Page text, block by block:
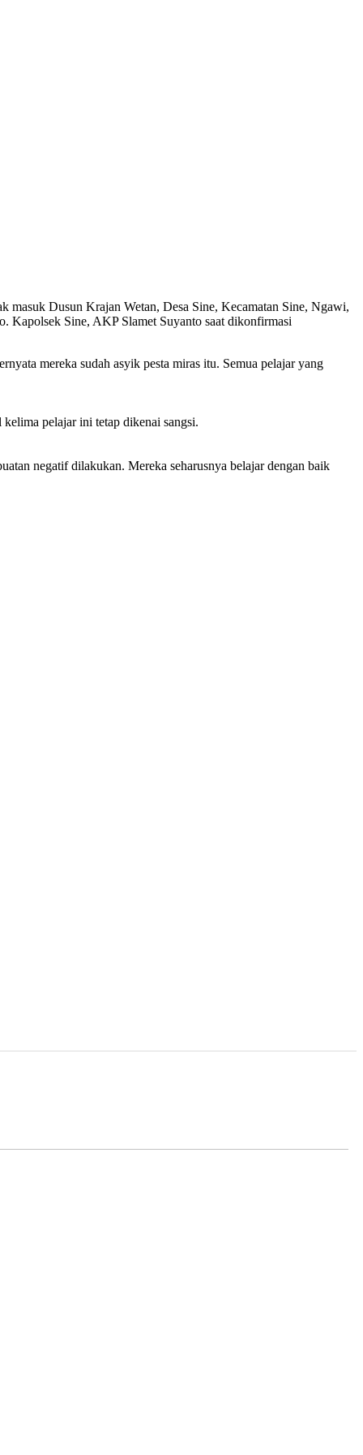
Dusun Krajan Wetan, Desa Sine, Kecamatan Sine, Ngawi,
Kapolsek Sine, AKP Slamet Suyanto saat dikonfirmasi
mereka sudah asyik pesta miras itu. Semua pelajar yang
pelajar ini tetap dikenai sangsi.
negatif dilakukan. Mereka seharusnya belajar dengan baik